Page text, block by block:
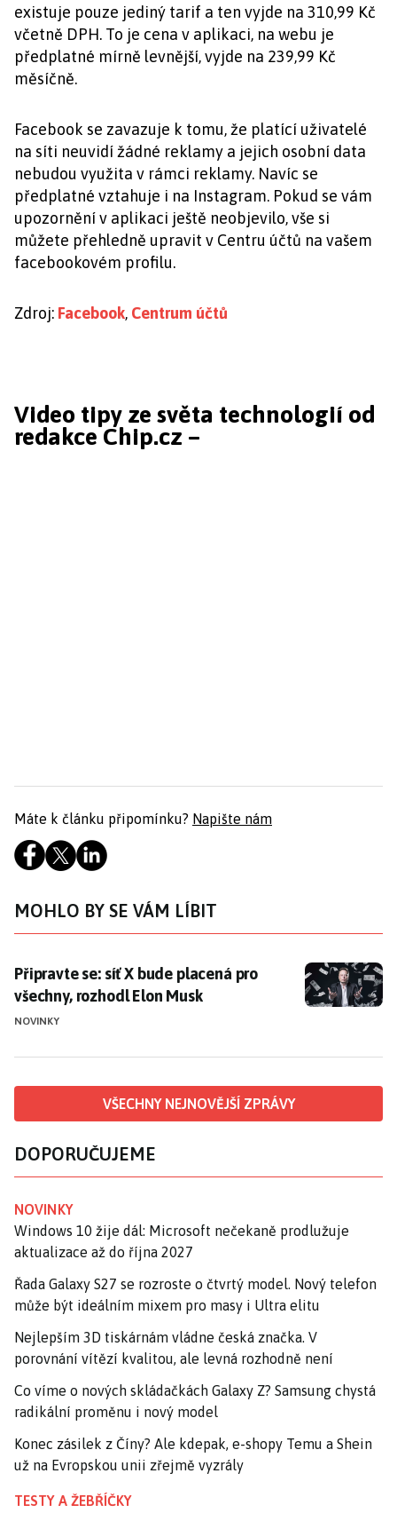
existuje pouze jediný tarif a ten vyjde na 310,99 Kč
včetně DPH. To je cena v aplikaci, na webu je
předplatné mírně levnější, vyjde na 239,99 Kč
měsíčně.
Facebook se zavazuje k tomu, že platící uživatelé
na síti neuvidí žádné reklamy a jejich osobní data
nebudou využita v rámci reklamy. Navíc se
předplatné vztahuje i na Instagram. Pokud se vám
upozornění v aplikaci ještě neobjevilo, vše si
můžete přehledně upravit v Centru účtů na vašem
facebookovém profilu.
Zdroj: Facebook, Centrum účtů
Video tipy ze světa technologií od
redakce Chip.cz –
Máte k článku připomínku? Napište nám
MOHLO BY SE VÁM LÍBIT
Připravte se: síť X bude placená pro všechny, rozhodl
Připravte se: síť X bude placená pro
všechny, rozhodl Elon Musk
NOVINKY
VŠECHNY NEJNOVĚJŠÍ ZPRÁVY
DOPORUČUJEME
NOVINKY
Windows 10 žije dál: Microsoft nečekaně prodlužuje
aktualizace až do října 2027
Řada Galaxy S27 se rozroste o čtvrtý model. Nový telefon
může být ideálním mixem pro masy i Ultra elitu
Nejlepším 3D tiskárnám vládne česká značka. V
porovnání vítězí kvalitou, ale levná rozhodně není
Co víme o nových skládačkách Galaxy Z? Samsung chystá
radikální proměnu i nový model
Konec zásilek z Číny? Ale kdepak, e-shopy Temu a Shein
už na Evropskou unii zřejmě vyzrály
TESTY A ŽEBŘÍČKY